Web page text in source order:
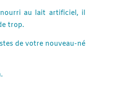
nourri au lait artificiel, il
trop.
de votre nouveau-né